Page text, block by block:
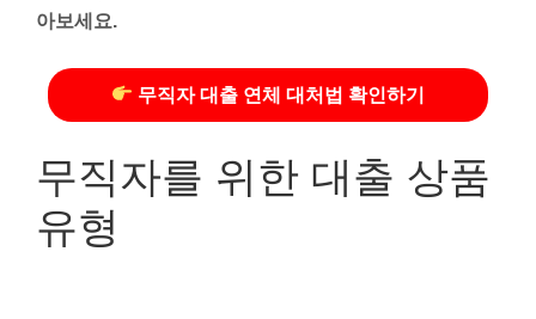
아보세요.
무직자 대출 연체 대처법 확인하기
무직자를 위한 대출 상품
유형